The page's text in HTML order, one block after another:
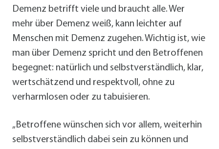
Demenz betrifft viele und braucht alle. Wer
mehr über Demenz weiß, kann leichter auf
Menschen mit Demenz zugehen. Wichtig ist, wie
man über Demenz spricht und den Betroffenen
begegnet: natürlich und selbstverständlich, klar,
wertschätzend und respektvoll, ohne zu
verharmlosen oder zu tabuisieren.
„Betroffene wünschen sich vor allem, weiterhin
selbstverständlich dabei sein zu können und